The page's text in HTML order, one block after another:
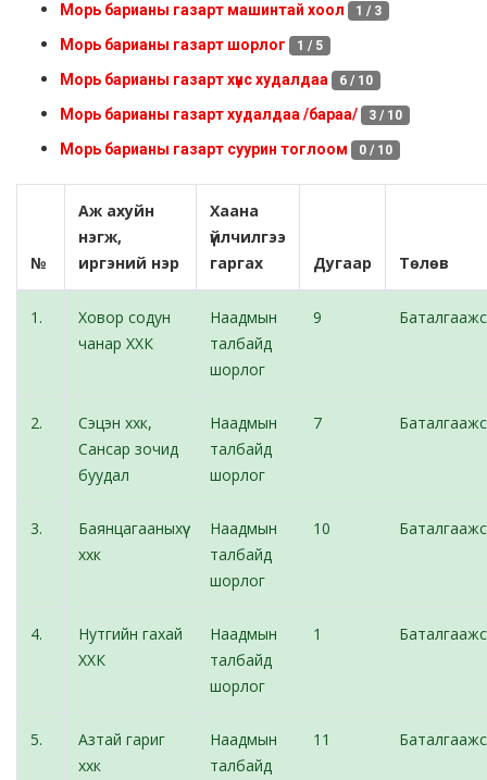
Морь барианы газарт машинтай хоол 1 / 3
Морь барианы газарт шорлог 1 / 5
Морь барианы газарт хүнс худалдаа 6 / 10
Морь барианы газарт худалдаа /бараа/ 3 / 10
Морь барианы газарт суурин тоглоом 0 / 10
№
Аж ахуйн
нэгж,
иргэний нэр
Хаана
үйлчилгээ
гаргах
Дугаар Төлөв
1.
Ховор содун
чанар ХХК
Наадмын
талбайд
шорлог
9
2.
Сэцэн ххк,
Сансар зочид
буудал
Наадмын
талбайд
шорлог
7
3.
Баянцагааныхүү
ххк
Наадмын
талбайд
шорлог
10
4.
Нутгийн гахай
ХХК
Наадмын
талбайд
шорлог
1
5.
Азтай гариг
ххк
Наадмын
талбайд
11